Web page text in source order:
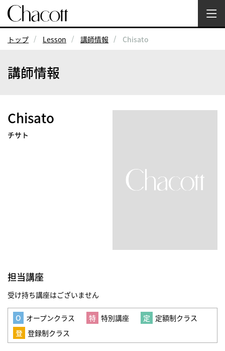
トップ Lesson 講師情報 Chisato
講師情報
Chisato
チサト
担当講座
受け持ち講座はございません
オープンクラス 特別講座
定額制クラス
登録制クラス